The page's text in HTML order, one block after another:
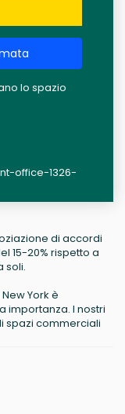
lo spazio
office-1326-
di accordi
15-20% rispetto a
soli.
York è
importanza. I nostri
spazi commerciali